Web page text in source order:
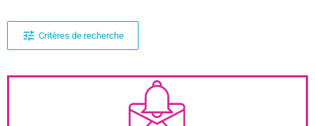
Critères de recherche